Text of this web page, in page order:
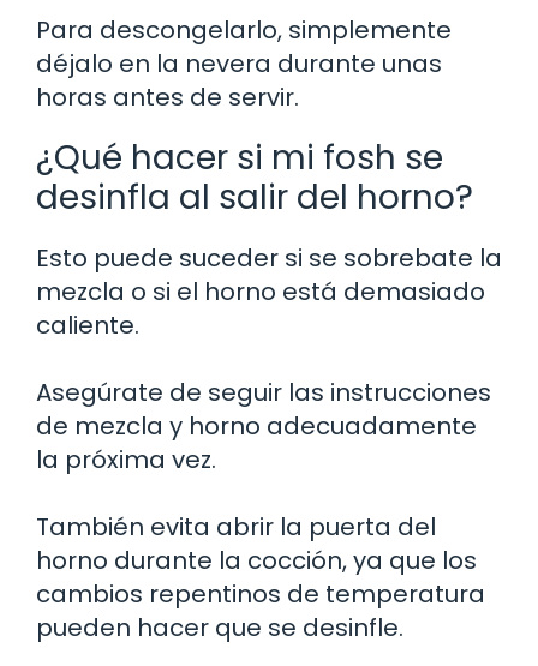
Para descongelarlo, simplemente
déjalo en la nevera durante unas
horas antes de servir.
¿Qué hacer si mi fosh se
desinfla al salir del horno?
Esto puede suceder si se sobrebate la
mezcla o si el horno está demasiado
caliente.
Asegúrate de seguir las instrucciones
de mezcla y horno adecuadamente
la próxima vez.
También evita abrir la puerta del
horno durante la cocción, ya que los
cambios repentinos de temperatura
pueden hacer que se desinfle.